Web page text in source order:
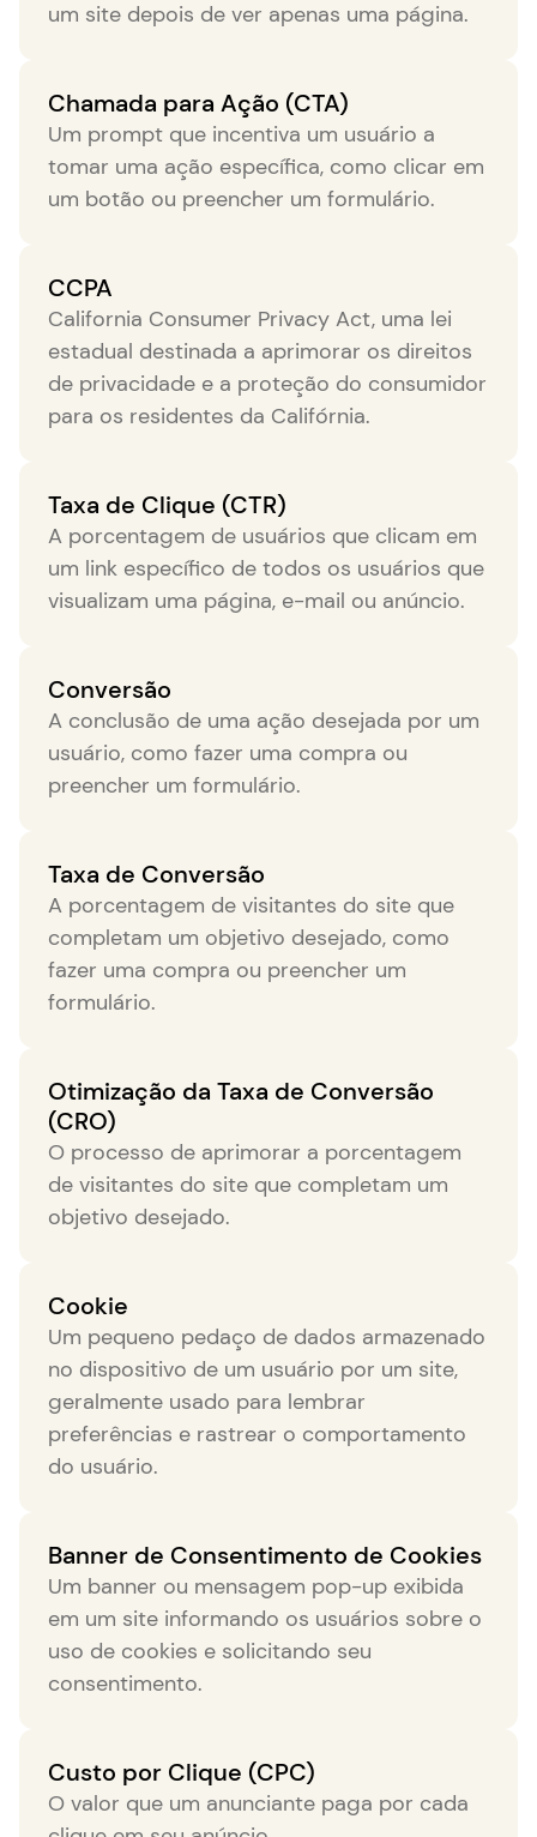
um site depois de ver apenas uma página.
Chamada para Ação (CTA)
Um prompt que incentiva um usuário a
tomar uma ação específica, como clicar em
um botão ou preencher um formulário.
CCPA
California Consumer Privacy Act, uma lei
estadual destinada a aprimorar os direitos
de privacidade e a proteção do consumidor
para os residentes da Califórnia.
Taxa de Clique (CTR)
A porcentagem de usuários que clicam em
um link específico de todos os usuários que
visualizam uma página, e-mail ou anúncio.
Conversão
A conclusão de uma ação desejada por um
usuário, como fazer uma compra ou
preencher um formulário.
Taxa de Conversão
A porcentagem de visitantes do site que
completam um objetivo desejado, como
fazer uma compra ou preencher um
formulário.
Otimização da Taxa de Conversão
(CRO)
O processo de aprimorar a porcentagem
de visitantes do site que completam um
objetivo desejado.
Cookie
Um pequeno pedaço de dados armazenado
no dispositivo de um usuário por um site,
geralmente usado para lembrar
preferências e rastrear o comportamento
do usuário.
Banner de Consentimento de Cookies
Um banner ou mensagem pop-up exibida
em um site informando os usuários sobre o
uso de cookies e solicitando seu
consentimento.
Custo por Clique (CPC)
O valor que um anunciante paga por cada